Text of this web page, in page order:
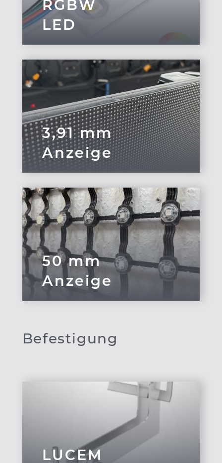
RGBW
LED
3,91 mm
Anzeige
50 mm
Anzeige
Befestigung
LUCEM